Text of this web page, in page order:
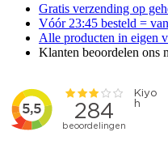
Gratis verzending op
Vóór 23:45 besteld =
Alle producten in eigen
Klanten beoordelen ons